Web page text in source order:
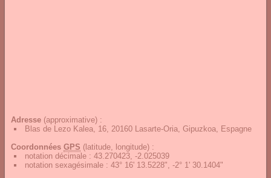
Adresse (approximative) :
Blas de Lezo Kalea, 16, 20160 Lasarte-Oria, Gipuzkoa, Espagne
Coordonnées GPS (latitude, longitude) :
notation décimale : 43.270423, -2.025039
notation sexagésimale : 43° 16' 13.5228", -2° 1' 30.1404"